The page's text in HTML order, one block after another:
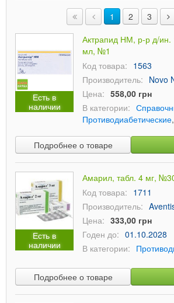
1 2 3
Есть в
наличии
Актрапид НМ, р-р д/
мл, №1
Код товара: 1563
Производитель: Novo
Цена: 558,00 грн
В категории:
Противодиабетические,
Подробнее о товаре
Есть в
наличии
Амарил, табл. 4 мг,
Код товара: 1711
Производитель:
Цена: 333,00 грн
Годен до: 01.10.2028
В категории:
Подробнее о товаре